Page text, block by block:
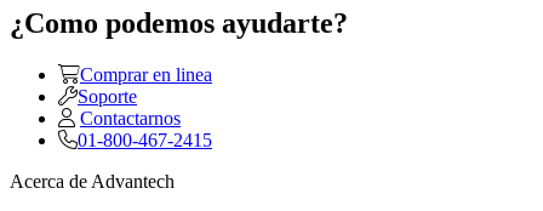
¿Como podemos ayudarte?
Comprar en linea
Soporte
Contactarnos
01-800-467-2415
Acerca de Advantech